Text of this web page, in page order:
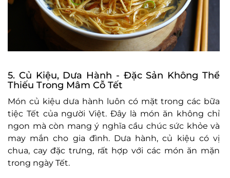
5. Củ Kiệu, Dưa Hành - Đặc Sản Không Thể
Thiếu Trong Mâm Cỗ Tết
Món củ kiệu dưa hành luôn có mặt trong các bữa
tiệc Tết của người Việt. Đây là món ăn không chỉ
ngon mà còn mang ý nghĩa cầu chúc sức khỏe và
may mắn cho gia đình. Dưa hành, củ kiệu có vị
chua, cay đặc trưng, rất hợp với các món ăn mặn
trong ngày Tết.